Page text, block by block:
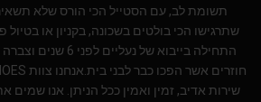
תשומת לב, עם הסטייל הכי הורס שלא
שתרגישו הכי בולטים בשכונה, בקניון או
שירות אדיב, זמין ואמין ככל הניתן. אנו שמים